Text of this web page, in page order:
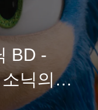
BD -
닉의